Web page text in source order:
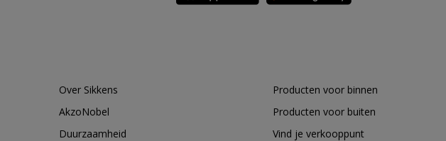
Over Sikkens
AkzoNobel
Duurzaamheid
Producten voor binnen
Producten voor buiten
Vind je verkooppunt